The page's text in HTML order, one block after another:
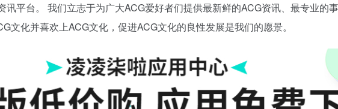
讯平台。 我们立志于为广大ACG爱好者们提供最新鲜的ACG资讯、最专业的
文化并喜欢上ACG文化，促进ACG文化的良性发展是我们的愿景。